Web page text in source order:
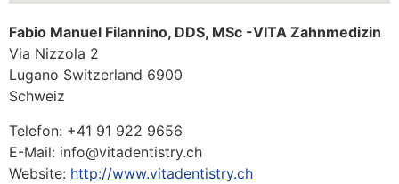
Fabio Manuel Filannino, DDS, MSc -VITA Zahnmedizin
Via Nizzola 2
Lugano Switzerland 6900
Schweiz
Telefon: +41 91 922 9656
E-Mail: info@vitadentistry.ch
Website: http://www.vitadentistry.ch